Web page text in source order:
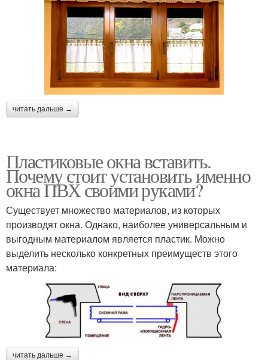
читать дальше →
Пластиковые окна вставить.
Почему стоит установить именно
окна ПВХ своими руками?
Существует множество материалов, из которых
производят окна. Однако, наиболее универсальным и
выгодным материалом является пластик. Можно
выделить несколько конкретных преимуществ этого
материала:
читать дальше →